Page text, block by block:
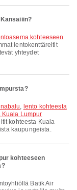
lentokenttäreitit
yhteydet
, lento kohteesta
Kuala Lumpur
kohteesta Kuala
kaupungeista.
kohteeseen